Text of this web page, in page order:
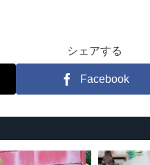
シェアする
Facebook